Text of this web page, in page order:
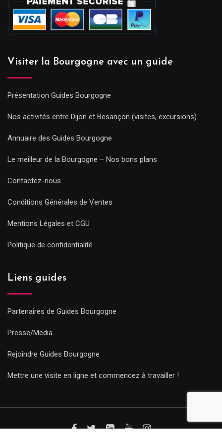
Visiter la Bourgogne avec un guide
Présentation Guides Bourgogne
Nos activités entre Dijon et Besançon (visites, excursions)
Annuaire des Guides Bourgogne
Le meilleur de la Bourgogne – Nos bons plans
Contactez-nous
Conditions Générales de Ventes
Mentions Légales et CGU
Politique de confidentialité
Liens guides
Partenaires de Guides Bourgogne
Presse/Media
Rejoindre Guides Bourgogne
Mettre une visite en ligne et commencez à travailler !